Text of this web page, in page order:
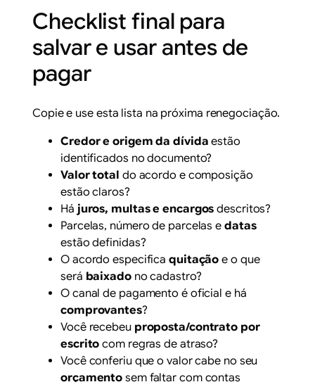
Checklist final para
salvar e usar antes de
pagar
Copie e use esta lista na próxima renegociação.
Credor e origem da dívida estão
identificados no documento?
Valor total do acordo e composição
estão claros?
Há juros, multas e encargos descritos?
Parcelas, número de parcelas e datas
estão definidas?
O acordo especificaquitação e o que
será baixadono cadastro?
O canal de pagamento é oficial e há
comprovantes?
Você recebeu proposta/contrato por
escrito com regras de atraso?
Você conferiu que o valor cabe no seu
orçamento sem faltar com contas